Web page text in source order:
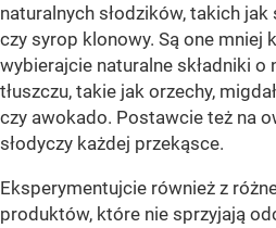
naturalnych słodzików, takich
czy syrop klonowy. Są one mniej
wybierajcie naturalne składniki o
tłuszczu, takie jak orzechy,
czy awokado. Postawcie też na
słodyczy każdej przekąsce.
Eksperymentujcie również z
produktów, które nie sprzyjają